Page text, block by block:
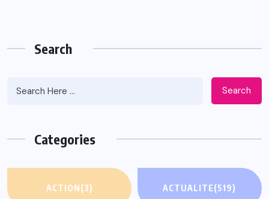
Search
Search
Categories
ACTION(3) ACTUALITE(519)